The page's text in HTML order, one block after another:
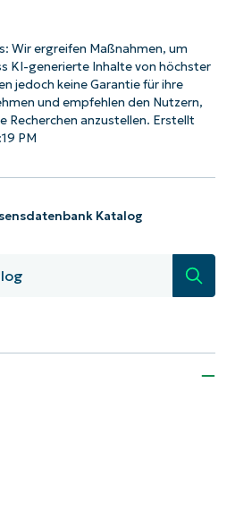
Wir ergreifen Maßnahmen, um
KI-generierte Inhalte von höchster
jedoch keine Garantie für ihre
und empfehlen den Nutzern,
Recherchen anzustellen. Erstellt
PM
Katalog
Suche
NinjaOne AI-gesteuerten